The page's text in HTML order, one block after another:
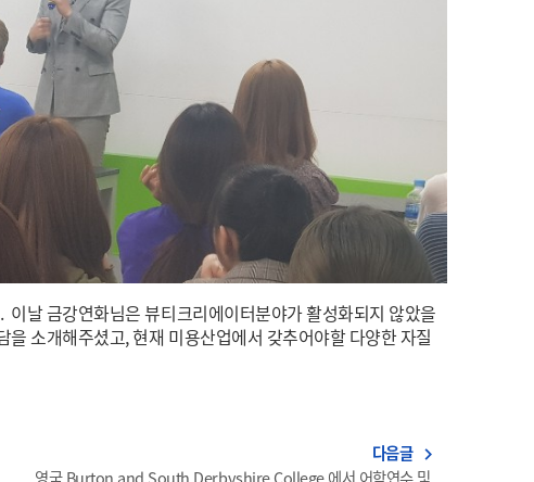
날 금강연화님은 뷰티크리에이터분야가 활성화되지 않았을
소개해주셨고, 현재 미용산업에서 갖추어야할 다양한 자질
다음글 navigate_next